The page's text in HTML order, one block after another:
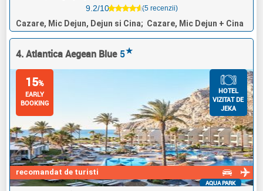
9.2/10
(5 recenzii)
Cazare, Mic Dejun, Dejun si Cina; Cazare, Mic Dejun + Cina
4. Atlantica Aegean Blue 5★
recomandat de turisti
15%
EARLY
BOOKING
HOTEL
VIZITAT DE
JEKA
AQUA PARK